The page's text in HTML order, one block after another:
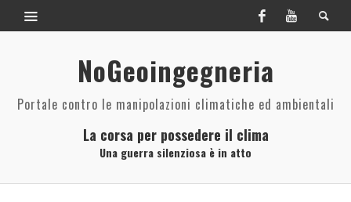
NoGeoingegneria
Portale contro le manipolazioni climatiche ed ambientali
La corsa per possedere il clima
Una guerra silenziosa è in atto